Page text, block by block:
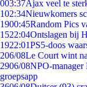
003:37Ajax veel te
102:34Nieuwkomers
1900:45Random Pics
1522:04Ontslagen bij
1922:01PS5-doos
206/08Le Court wint
2906/08NPO-manager
groepsapp